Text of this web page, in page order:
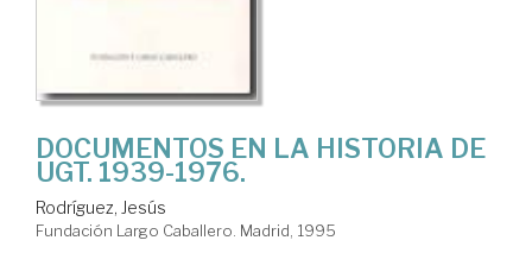
DOCUMENTOS EN LA HISTORIA DE
UGT. 1939-1976.
Rodríguez, Jesús
Fundación Largo Caballero. Madrid, 1995